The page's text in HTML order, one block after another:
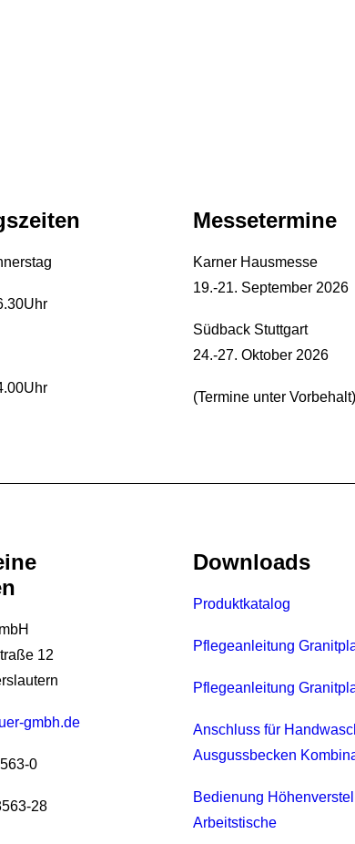
Messetermine
Karner Hausmesse
19.-21. September 2026
Südback Stuttgart
24.-27. Oktober 2026
(Termine unter Vorbehalt)
12
gmbh.de
0
28
Downloads
Produktkatalog
Pflegeanleitung
Pflegeanleitung
Anschluss für
Ausgussbecken
Bedienung
Arbeitstische